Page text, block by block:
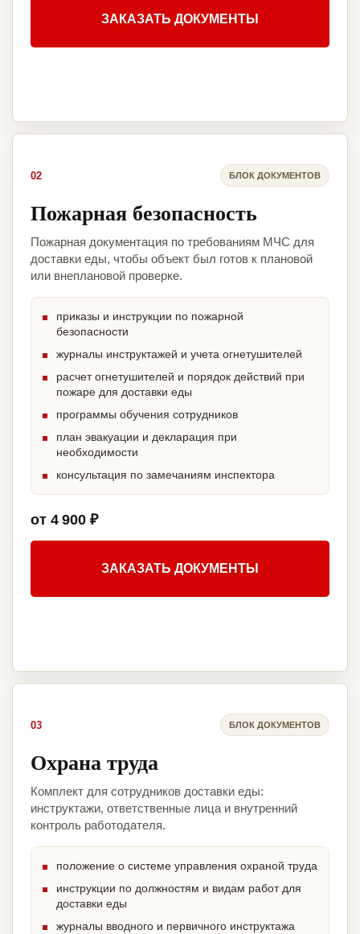
ЗАКАЗАТЬ ДОКУМЕНТЫ
02 БЛОК ДОКУМЕНТОВ
Пожарная безопасность
Пожарная документация по требованиям МЧС для
доставки еды, чтобы объект был готов к плановой
или внеплановой проверке.
приказы и инструкции по пожарной
безопасности
журналы инструктажей и учета огнетушителей
расчет огнетушителей и порядок действий при
пожаре для доставки еды
программы обучения сотрудников
план эвакуации и декларация при
необходимости
консультация по замечаниям инспектора
от 4 900 ₽
ЗАКАЗАТЬ ДОКУМЕНТЫ
03 БЛОК ДОКУМЕНТОВ
Охрана труда
Комплект для сотрудников доставки еды:
инструктажи, ответственные лица и внутренний
контроль работодателя.
положение о системе управления охраной труда
инструкции по должностям и видам работ для
доставки еды
журналы вводного и первичного инструктажа